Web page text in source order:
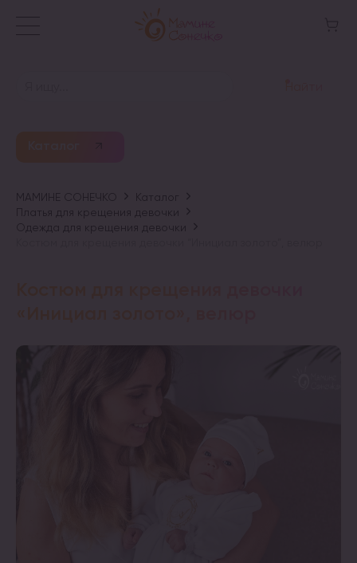
МАМИНЕ СОНЕЧКО
Каталог
Платья для крещения девочки
Одежда для крещения девочки